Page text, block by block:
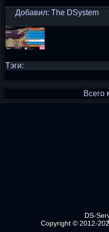
Добавил: The DSystem
Тэги:
Всего
DS-
Copyright © 2012-